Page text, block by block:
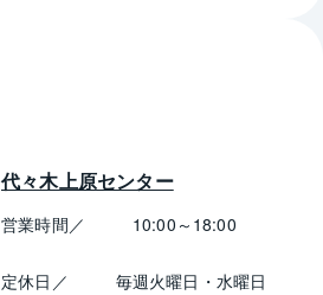
代々木上原センター
営業時間／ 10:00～18:00
定休日／
毎週火曜日・水曜日